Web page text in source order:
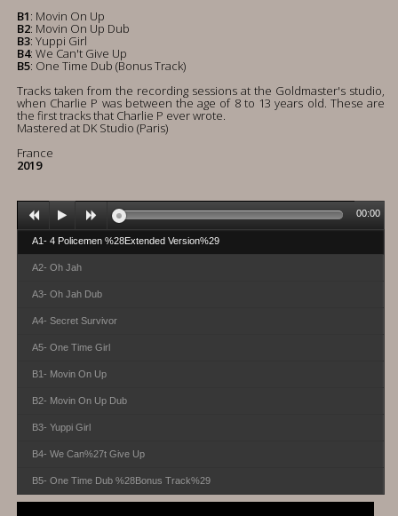
B1: Movin On Up
B2: Movin On Up Dub
B3: Yuppi Girl
B4: We Can't Give Up
B5: One Time Dub (Bonus Track)
Tracks taken from the recording sessions at the Goldmaster's studio,
when Charlie P was between the age of 8 to 13 years old. These are
the first tracks that Charlie P ever wrote.
Mastered at DK Studio (Paris)
France
2019
A1- 4 Policemen %28Extended Version%29
A2- Oh Jah
A3- Oh Jah Dub
A4- Secret Survivor
A5- One Time Girl
B1- Movin On Up
B2- Movin On Up Dub
B3- Yuppi Girl
B4- We Can%27t Give Up
B5- One Time Dub %28Bonus Track%29
00:00